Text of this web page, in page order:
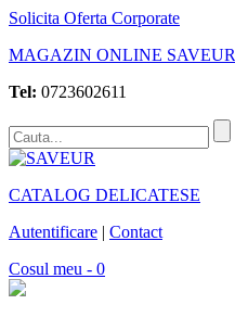
Solicita Oferta Corporate
MAGAZIN ONLINE SAVEUR
Tel: 0723602611
CATALOG DELICATESE
Autentificare | Contact
Cosul meu - 0